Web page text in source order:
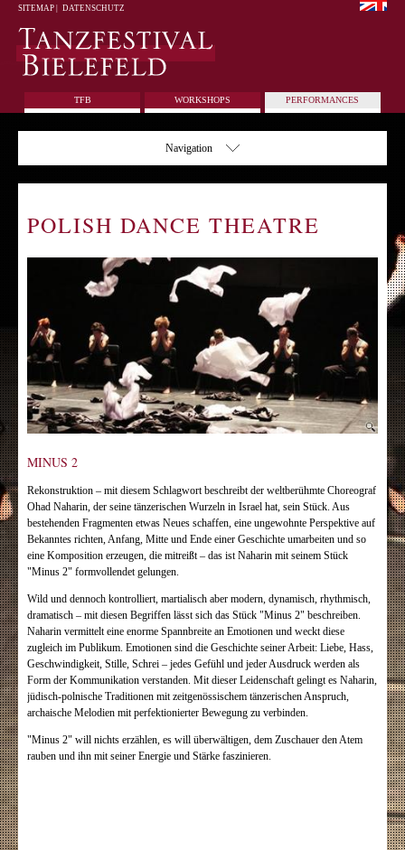
SITEMAP DATENSCHUTZ
TFB WORKSHOPS PERFORMANCES
Navigation
POLISH DANCE THEATRE
MINUS 2
Rekonstruktion – mit diesem Schlagwort beschreibt der weltberühmte Choreograf
Ohad Naharin, der seine tänzerischen Wurzeln in Israel hat, sein Stück. Aus
bestehenden Fragmenten etwas Neues schaffen, eine ungewohnte Perspektive auf
Bekanntes richten, Anfang, Mitte und Ende einer Geschichte umarbeiten und so
eine Komposition erzeugen, die mitreißt – das ist Naharin mit seinem Stück
"Minus 2" formvollendet gelungen.
Wild und dennoch kontrolliert, martialisch aber modern, dynamisch, rhythmisch,
dramatisch – mit diesen Begriffen lässt sich das Stück "Minus 2" beschreiben.
Naharin vermittelt eine enorme Spannbreite an Emotionen und weckt diese
zugleich im Publikum. Emotionen sind die Geschichte seiner Arbeit: Liebe, Hass,
Geschwindigkeit, Stille, Schrei – jedes Gefühl und jeder Ausdruck werden als
Form der Kommunikation verstanden. Mit dieser Leidenschaft gelingt es Naharin,
jüdisch-polnische Traditionen mit zeitgenössischem tänzerischen Anspruch,
archaische Melodien mit perfektionierter Bewegung zu verbinden.
"Minus 2" will nichts erzählen, es will überwältigen, dem Zuschauer den Atem
rauben und ihn mit seiner Energie und Stärke faszinieren.